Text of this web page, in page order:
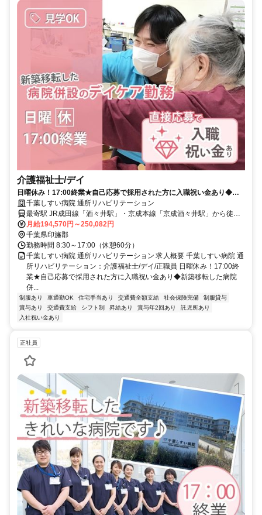
介護福祉士/デイ
日曜休み！17:00終業★自己応募で採用された方に入職祝い金あり◆新
築移転した病院併設のデイケア勤務◎【印旛郡、デイケア、酒々井駅・
京成酒々井駅、介護福祉士、正職員】
千葉しすい病院 通所リハビリテーション
最寄駅 JR成田線「酒々井駅」・京成本線「京成酒々井駅」から徒歩
約10分
月給194,570円～250,082円
千葉県印旛郡
勤務時間 8:30～17:00（休憩60分）
千葉しすい病院 通所リハビリテーション 求人概要 千葉しすい病院 通
所リハビリテーション：介護福祉士/デイ/正職員 日曜休み！17:00終
業★自己応募で採用された方に入職祝い金あり◆新築移転した病院
併...
制服あり 車通勤OK 住宅手当あり 交通費全額支給 社会保険完備
制服貸与
賞与あり
交通費支給 シフト制 昇給あり 賞与年2回あり
託児所あり
入社祝い金あり
正社員